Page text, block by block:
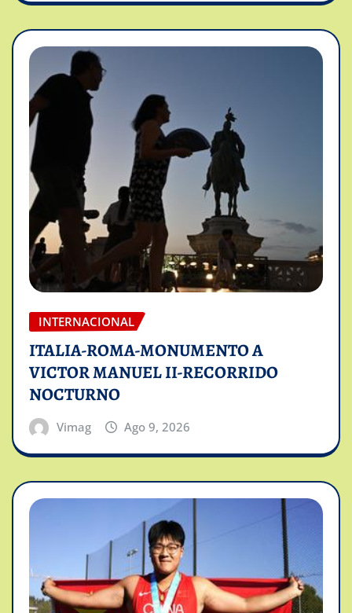
INTERNACIONAL
ITALIA-ROMA-MONUMENTO A
VICTOR MANUEL II-RECORRIDO
NOCTURNO
Vimag Ago 9, 2026